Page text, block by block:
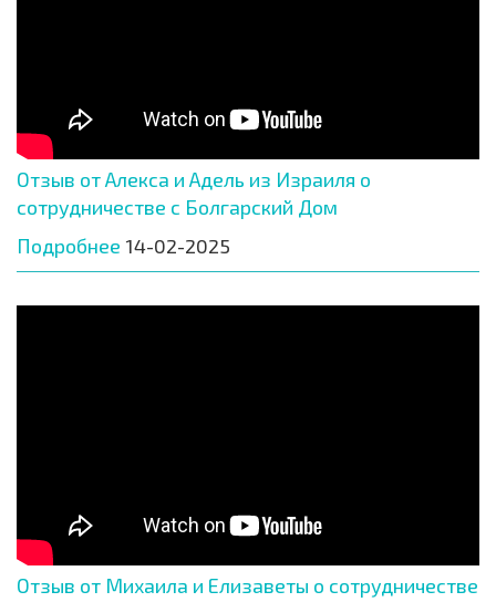
Отзыв от Алекса и Адель из Израиля о
сотрудничестве с Болгарский Дом
Подробнее 14-02-2025
Отзыв от Михаила и Елизаветы о сотрудничестве